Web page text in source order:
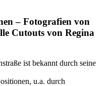
– Fotografien von
Cutouts von Regina
ist bekannt durch seine
u.a. durch